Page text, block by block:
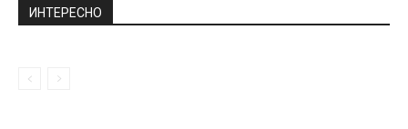
ИНТЕРЕСНО